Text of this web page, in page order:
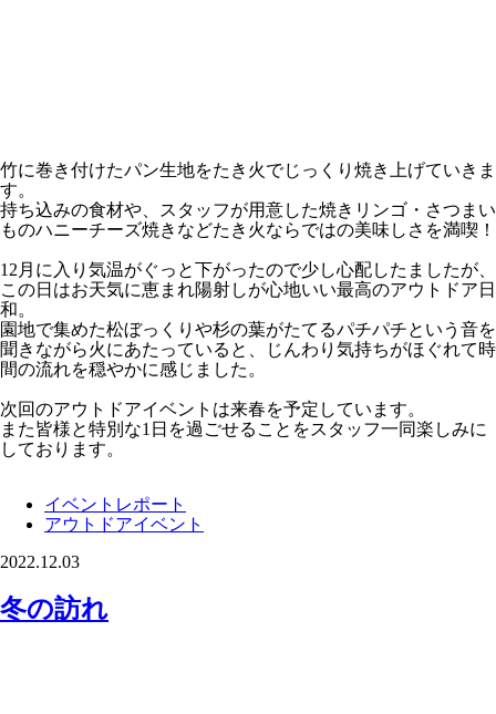
竹に巻き付けたパン生地をたき火でじっくり焼き上げていきま
す。
持ち込みの食材や、スタッフが用意した焼きリンゴ・さつまい
ものハニーチーズ焼きなどたき火ならではの美味しさを満喫！
12月に入り気温がぐっと下がったので少し心配したましたが、
この日はお天気に恵まれ陽射しが心地いい最高のアウトドア日
和。
園地で集めた松ぼっくりや杉の葉がたてるパチパチという音を
聞きながら火にあたっていると、じんわり気持ちがほぐれて時
間の流れを穏やかに感じました。
次回のアウトドアイベントは来春を予定しています。
また皆様と特別な1日を過ごせることをスタッフ一同楽しみに
しております。
イベントレポート
アウトドアイベント
2022.12.03
冬の訪れ